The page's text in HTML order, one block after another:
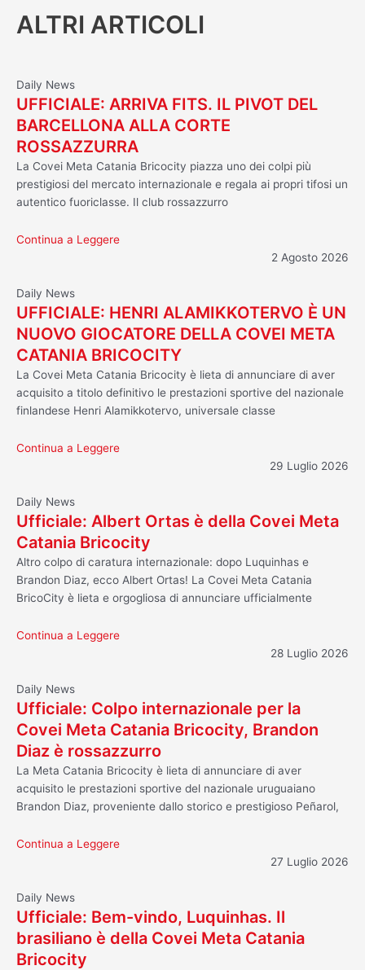
ALTRI ARTICOLI
Daily News
UFFICIALE: ARRIVA FITS. IL PIVOT DEL
BARCELLONA ALLA CORTE
ROSSAZZURRA
La Covei Meta Catania Bricocity piazza uno dei colpi più
prestigiosi del mercato internazionale e regala ai propri tifosi un
autentico fuoriclasse. Il club rossazzurro
Continua a Leggere
2 Agosto 2026
Daily News
UFFICIALE: HENRI ALAMIKKOTERVO È UN
NUOVO GIOCATORE DELLA COVEI META
CATANIA BRICOCITY
La Covei Meta Catania Bricocity è lieta di annunciare di aver
acquisito a titolo definitivo le prestazioni sportive del nazionale
finlandese Henri Alamikkotervo, universale classe
Continua a Leggere
29 Luglio 2026
Daily News
Ufficiale: Albert Ortas è della Covei Meta
Catania Bricocity
Altro colpo di caratura internazionale: dopo Luquinhas e
Brandon Diaz, ecco Albert Ortas! La Covei Meta Catania
BricoCity è lieta e orgogliosa di annunciare ufficialmente
Continua a Leggere
28 Luglio 2026
Daily News
Ufficiale: Colpo internazionale per la
Covei Meta Catania Bricocity, Brandon
Diaz è rossazzurro
La Meta Catania Bricocity è lieta di annunciare di aver
acquisito le prestazioni sportive del nazionale uruguaiano
Brandon Diaz, proveniente dallo storico e prestigioso Peñarol,
Continua a Leggere
27 Luglio 2026
Daily News
Ufficiale: Bem-vindo, Luquinhas. Il
brasiliano è della Covei Meta Catania
Bricocity